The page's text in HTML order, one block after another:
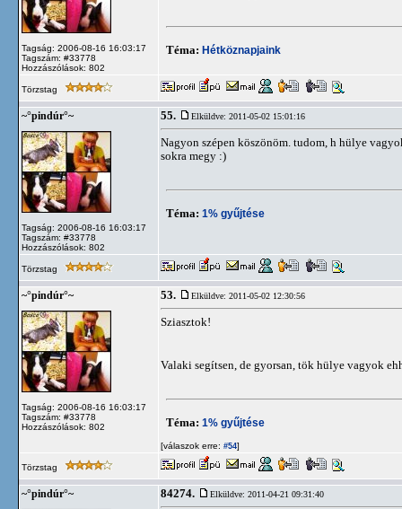
Tagság: 2006-08-16 16:03:17
Tagszám: #33778
Hozzászólások: 802
Téma: Hétköznapjaink
Törzstag
~°pindúr°~
Tagság: 2006-08-16 16:03:17
Tagszám: #33778
Hozzászólások: 802
55. Elküldve: 2011-05-02 15:01:16
Nagyon szépen köszönöm. tudom, h hülye
sokra megy :)
Téma: 1% gyűjtése
Törzstag
~°pindúr°~
Tagság: 2006-08-16 16:03:17
Tagszám: #33778
Hozzászólások: 802
53. Elküldve: 2011-05-02 12:30:56
Sziasztok!
Valaki segítsen, de gyorsan, tök hülye vagyok
Téma: 1% gyűjtése
[válaszok erre: #54]
Törzstag
~°pindúr°~ 84274. Elküldve: 2011-04-21 09:31:40